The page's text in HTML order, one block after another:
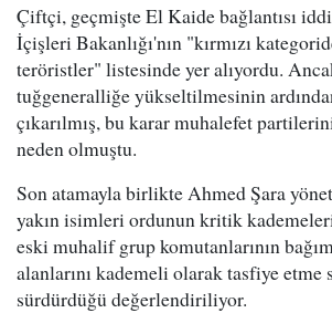
Çiftçi, geçmişte El Kaide bağlantısı
İçişleri Bakanlığı'nın "kırmızı
teröristler" listesinde yer alıyordu.
tuğgeneralliğe yükseltilmesinin
çıkarılmış, bu karar muhalefet
neden olmuştu.
Son atamayla birlikte Ahmed Şara
yakın isimleri ordunun kritik
eski muhalif grup komutanlarının
alanlarını kademeli olarak tasfiye etme
sürdürdüğü değerlendiriliyor.